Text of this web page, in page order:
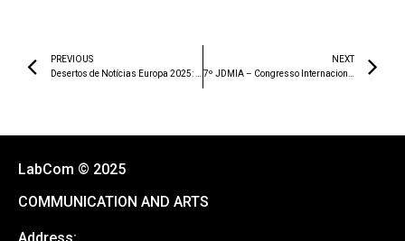
PREVIOUS
NEXT
LabCom © 2025
COMMUNICATION AND ARTS
Address: